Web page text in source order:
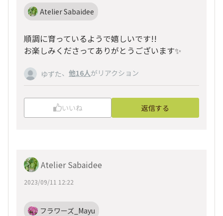
Atelier Sabaidee
順調に育っているようで嬉しいです!!
お楽しみくださってありがとうございます✨
ゆずた、 他16人がリアクション
いいね 返信する
Atelier Sabaidee
2023/09/11 12:22
フラワーズ_Mayu